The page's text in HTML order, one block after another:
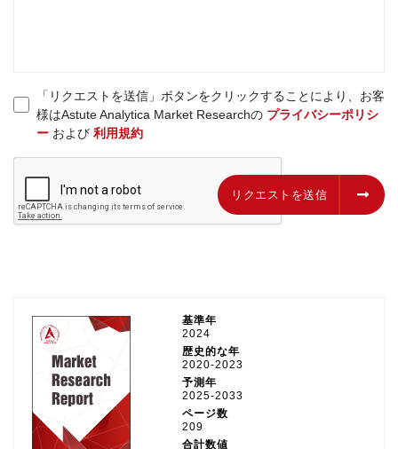
「リクエストを送信」ボタンをクリックすることにより、お客
様はAstute Analytica Market Researchの プライバシーポリシ
ーおよび 利用規約
リクエストを送信 リクエストを送信
基準年
2024
歴史的な年
2020-2023
予測年
2025-2033
ページ数
209
合計数値